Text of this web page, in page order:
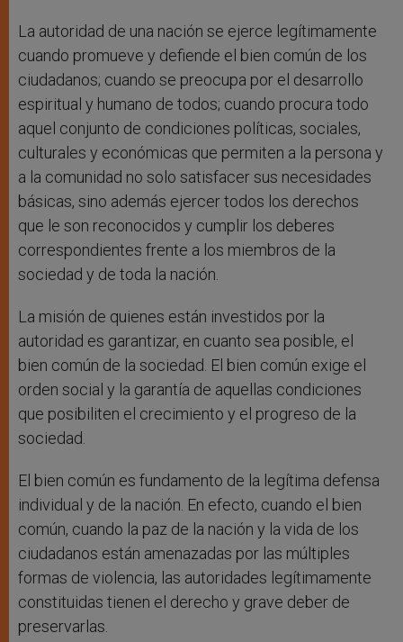
La autoridad de una nación se ejerce legítimamente
cuando promueve y defiende el bien común de los
ciudadanos; cuando se preocupa por el desarrollo
espiritual y humano de todos; cuando procura todo
aquel conjunto de condiciones políticas, sociales,
culturales y económicas que permiten a la persona y
a la comunidad no solo satisfacer sus necesidades
básicas, sino además ejercer todos los derechos
que le son reconocidos y cumplir los deberes
correspondientes frente a los miembros de la
sociedad y de toda la nación.
La misión de quienes están investidos por la
autoridad es garantizar, en cuanto sea posible, el
bien común de la sociedad. El bien común exige el
orden social y la garantía de aquellas condiciones
que posibiliten el crecimiento y el progreso de la
sociedad.
El bien común es fundamento de la legítima defensa
individual y de la nación. En efecto, cuando el bien
común, cuando la paz de la nación y la vida de los
ciudadanos están amenazadas por las múltiples
formas de violencia, las autoridades legítimamente
constituidas tienen el derecho y grave deber de
preservarlas.